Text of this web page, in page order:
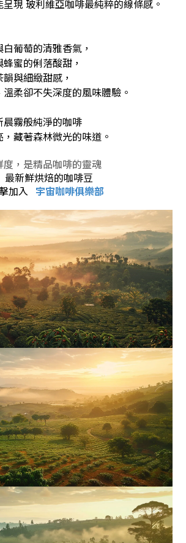
現 玻利維亞咖啡最純粹的線條感。
葡萄的清雅香氣，
蜜的俐落酸甜，
與細緻甜感，
柔卻不失深度的風味體驗。
霧般純淨的咖啡
藏著森林微光的味道。
度， 是精品咖啡的靈魂
最新鮮烘焙的咖啡豆
加入 宇宙咖啡俱樂部